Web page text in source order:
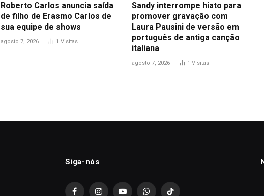
Roberto Carlos anuncia saída
de filho de Erasmo Carlos de
sua equipe de shows
agosto 7, 2026 1 Visitas
Sandy interrompe hiato para
promover gravação com
Laura Pausini de versão em
português de antiga canção
italiana
agosto 7, 2026 1 Visitas
Siga-nós